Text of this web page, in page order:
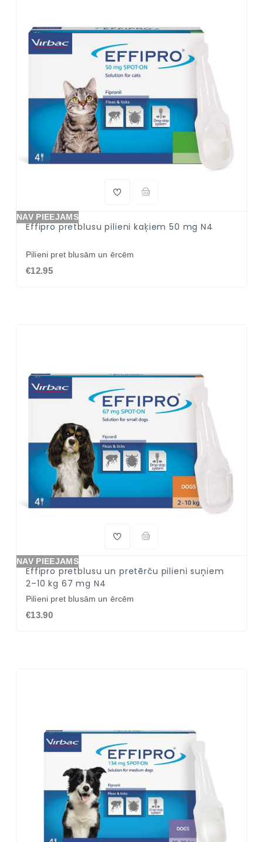
NAV PIEEJAMS
Effipro pretblusu pilieni kaķiem 50 mg N4
Pilieni pret blusām un ērcēm
€12.95
NAV PIEEJAMS
Effipro pretblusu un pretērču pilieni suņiem
2–10 kg 67 mg N4
Pilieni pret blusām un ērcēm
€13.90